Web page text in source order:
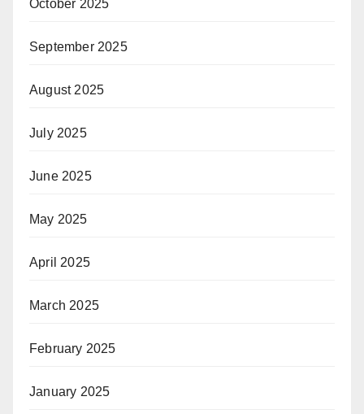
October 2025
September 2025
August 2025
July 2025
June 2025
May 2025
April 2025
March 2025
February 2025
January 2025